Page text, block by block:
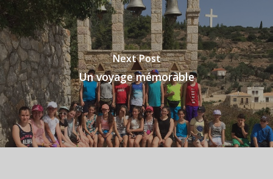
Next Post
Un voyage mémorable